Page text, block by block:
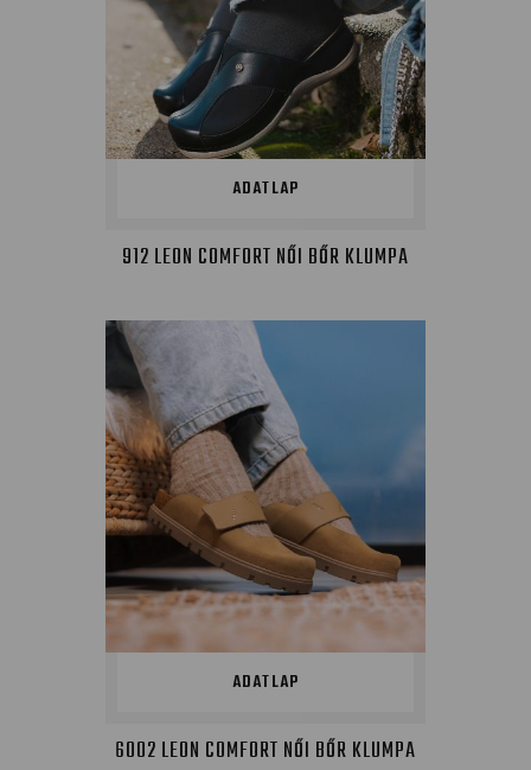
ADATLAP
912 LEON COMFORT NŐI BŐR KLUMPA
ADATLAP
6002 LEON COMFORT NŐI BŐR KLUMPA